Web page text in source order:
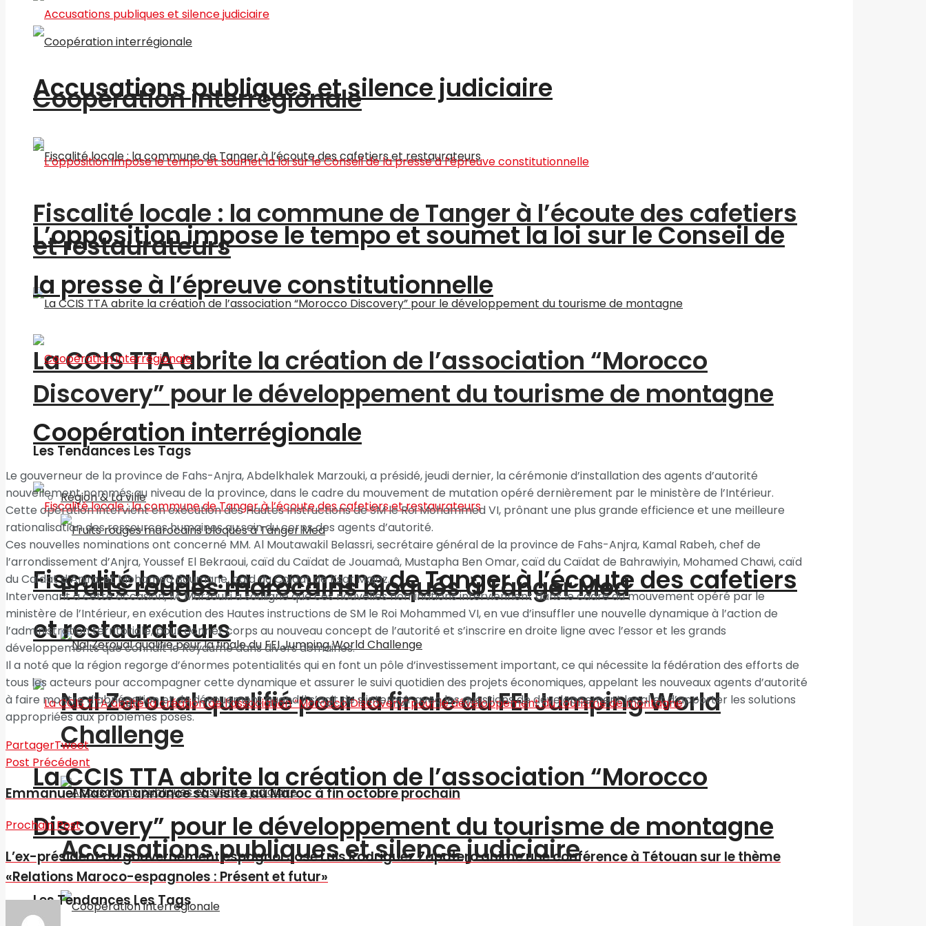
Coopération interrégionale
Fiscalité locale : la commune de Tanger à l’écoute des cafetiers
et restaurateurs
La CCIS TTA abrite la création de l’association “Morocco
Discovery” pour le développement du tourisme de montagne
Les Tendances Les Tags
Région & La ville
Fruits rouges marocains bloqués à Tanger Med
Nal Zeroual qualifié pour la finale du FEI Jumping World
Challenge
Accusations publiques et silence judiciaire
Accusations publiques et silence judiciaire
L’opposition impose le tempo et soumet la loi sur le Conseil de
la presse à l’épreuve constitutionnelle
Coopération interrégionale
Fiscalité locale : la commune de Tanger à l’écoute des cafetiers
et restaurateurs
La CCIS TTA abrite la création de l’association “Morocco
Discovery” pour le développement du tourisme de montagne
Les Tendances Les Tags
Le gouverneur de la province de Fahs-Anjra, Abdelkhalek Marzouki, a présidé, jeudi dernier, la cérémonie d’installation des agents d’autorité
nouvellement nommés au niveau de la province, dans le cadre du mouvement de mutation opéré dernièrement par le ministère de l’Intérieur.
Cette opération intervient en exécution des Hautes Instructions de SM le Roi Mohammed VI, prônant une plus grande efficience et une meilleure
rationalisation des ressources humaines au sein du corps des agents d’autorité.
Ces nouvelles nominations ont concerné MM. Al Moutawakil Belassri, secrétaire général de la province de Fahs-Anjra, Kamal Rabeh, chef de
l’arrondissement d’Anjra, Youssef El Bekraoui, caïd du Caïdat de Jouamaâ, Mustapha Ben Omar, caïd du Caïdat de Bahrawiyin, Mohamed Chawi, caïd
du Caïdat d’Anjra, et Mohamed Boumane, caïd du Caïdat de Ksar Majaz.
Intervenant à cette occasion, M. Marzouki a souligné que ces nouvelles nominations interviennent dans le cadre du mouvement opéré par le
ministère de l’Intérieur, en exécution des Hautes instructions de SM le Roi Mohammed VI, en vue d’insuffler une nouvelle dynamique à l’action de
l’administration territoriale, pour donner corps au nouveau concept de l’autorité et s’inscrire en droite ligne avec l’essor et les grands
développements que connaît le Royaume dans divers domaines.
Il a noté que la région regorge d’énormes potentialités qui en font un pôle d’investissement important, ce qui nécessite la fédération des efforts de
tous les acteurs pour accompagner cette dynamique et assurer le suivi quotidien des projets économiques, appelant les nouveaux agents d’autorité
à faire montre d’abnégation et de dévouement quand il s’agit de s’interagir avec les questions de développement local et d’apporter les solutions
appropriées aux problèmes posés.
PartagerTweet
Post Précédent
Emmanuel Macron annonce sa visite au Maroc à fin octobre prochain
Prochain Post
L’ex-président du gouvernement espagnol José Luis Rodriguez Zapatero anime une conférence à Tétouan sur le thème
«Relations Maroco-espagnoles : Présent et futur»